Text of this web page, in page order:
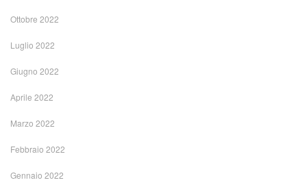
Ottobre 2022
Luglio 2022
Giugno 2022
Aprile 2022
Marzo 2022
Febbraio 2022
Gennaio 2022